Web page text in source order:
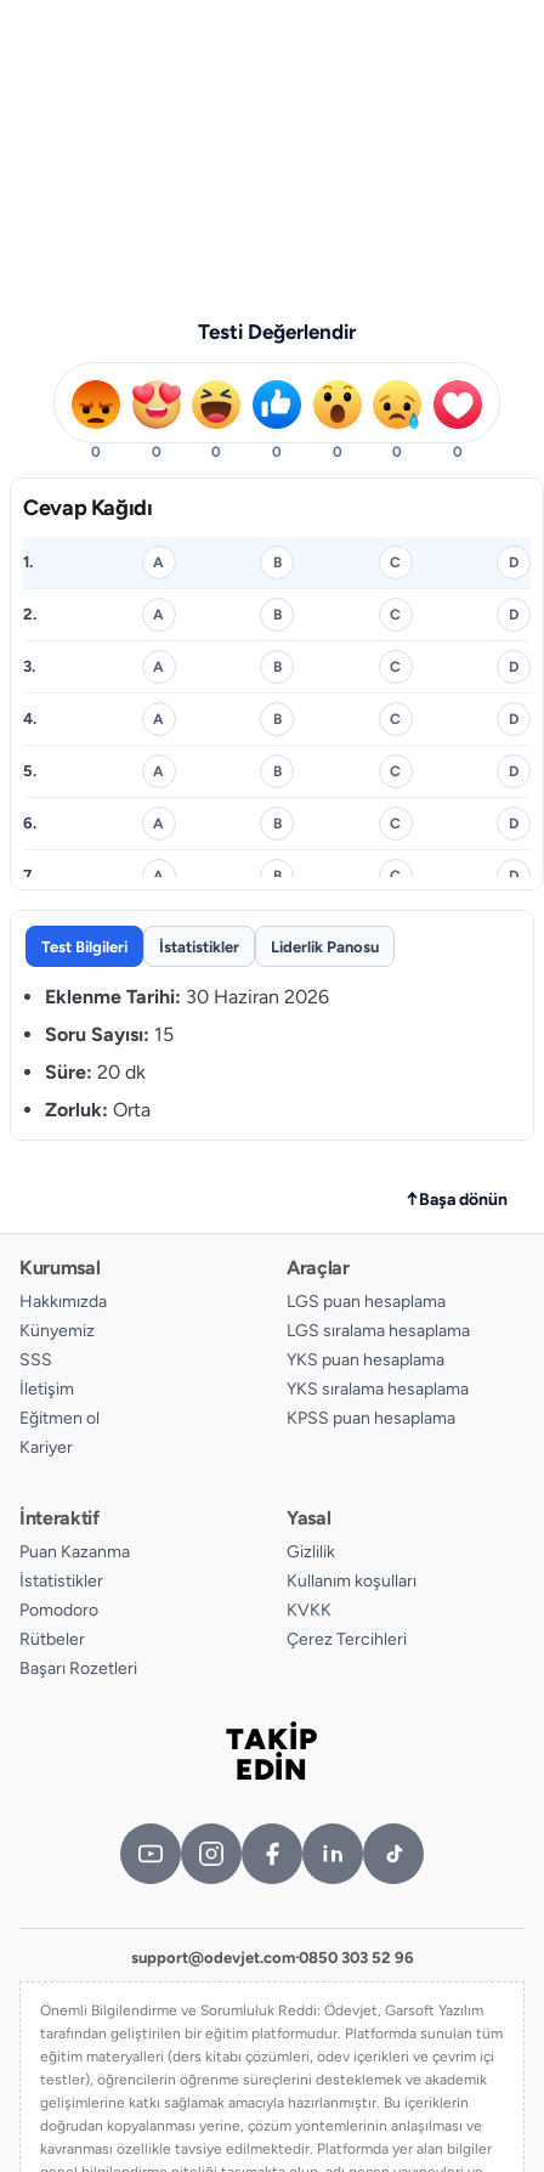
Testi Değerlendir
0 0 0 0 0 0 0
Cevap Kağıdı
1. A B C D
2. A B C D
3. A B C D
4. A B C D
5. A B C D
6. A B C D
7. A B C D
8. A B C
10. A
12. A B C D
15.
Test Bilgileri İstatistikler Liderlik Panosu
Eklenme Tarihi: 30 Haziran 2026
Soru Sayısı: 15
Süre: 20 dk
Zorluk: Orta
↑Başa dönün
Kurumsal
Hakkımızda
Künyemiz
SSS
İletişim
Eğitmen ol
Kariyer
Araçlar
LGS puan hesaplama
LGS sıralama hesaplama
YKS puan hesaplama
YKS sıralama hesaplama
KPSS puan hesaplama
İnteraktif
Puan Kazanma
İstatistikler
Pomodoro
Rütbeler
Başarı Rozetleri
Yasal
Gizlilik
Kullanım koşulları
KVKK
Çerez Tercihleri
TAKİP
EDİN
support@odevjet.com·0850 303 52 96
Önemli Bilgilendirme ve Sorumluluk Reddi: Ödevjet, Garsoft Yazılım
tarafından geliştirilen bir eğitim platformudur. Platformda sunulan tüm
eğitim materyalleri (ders kitabı çözümleri, ödev içerikleri ve çevrim içi
testler), öğrencilerin öğrenme süreçlerini desteklemek ve akademik
gelişimlerine katkı sağlamak amacıyla hazırlanmıştır. Bu içeriklerin
doğrudan kopyalanması yerine, çözüm yöntemlerinin anlaşılması ve
kavranması özellikle tavsiye edilmektedir. Platformda yer alan bilgiler